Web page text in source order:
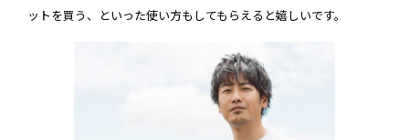
ットを買う、といった使い方もしてもらえると嬉しいです。